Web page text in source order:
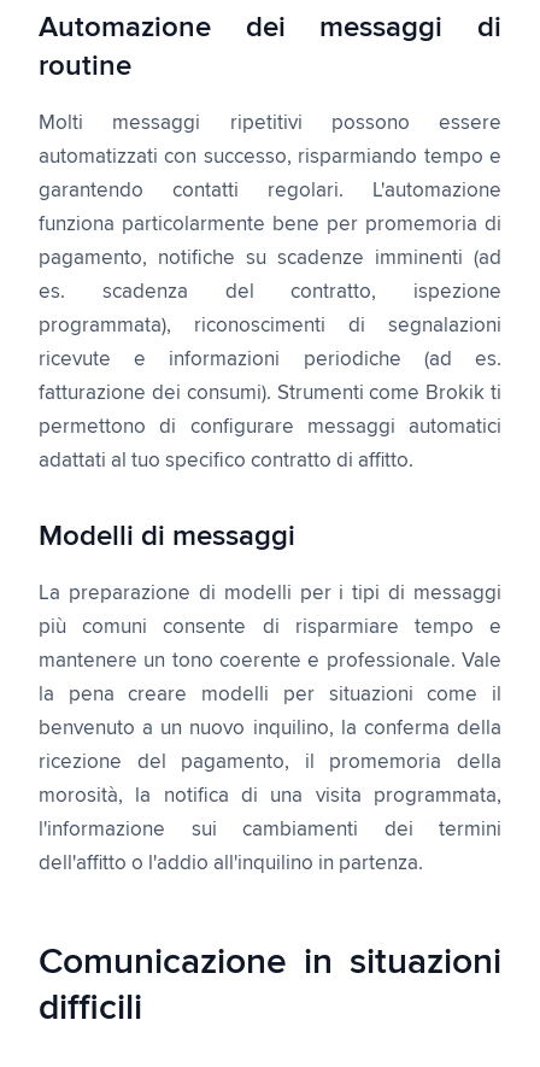
Automazione dei messaggi di
routine
Molti messaggi ripetitivi possono essere
automatizzati con successo, risparmiando tempo e
garantendo contatti regolari. L'automazione
funziona particolarmente bene per promemoria di
pagamento, notifiche su scadenze imminenti (ad
es. scadenza del contratto, ispezione
programmata), riconoscimenti di segnalazioni
ricevute e informazioni periodiche (ad es.
fatturazione dei consumi). Strumenti come Brokik ti
permettono di configurare messaggi automatici
adattati al tuo specifico contratto di affitto.
Modelli di messaggi
La preparazione di modelli per i tipi di messaggi
più comuni consente di risparmiare tempo e
mantenere un tono coerente e professionale. Vale
la pena creare modelli per situazioni come il
benvenuto a un nuovo inquilino, la conferma della
ricezione del pagamento, il promemoria della
morosità, la notifica di una visita programmata,
l'informazione sui cambiamenti dei termini
dell'affitto o l'addio all'inquilino in partenza.
Comunicazione in situazioni
difficili